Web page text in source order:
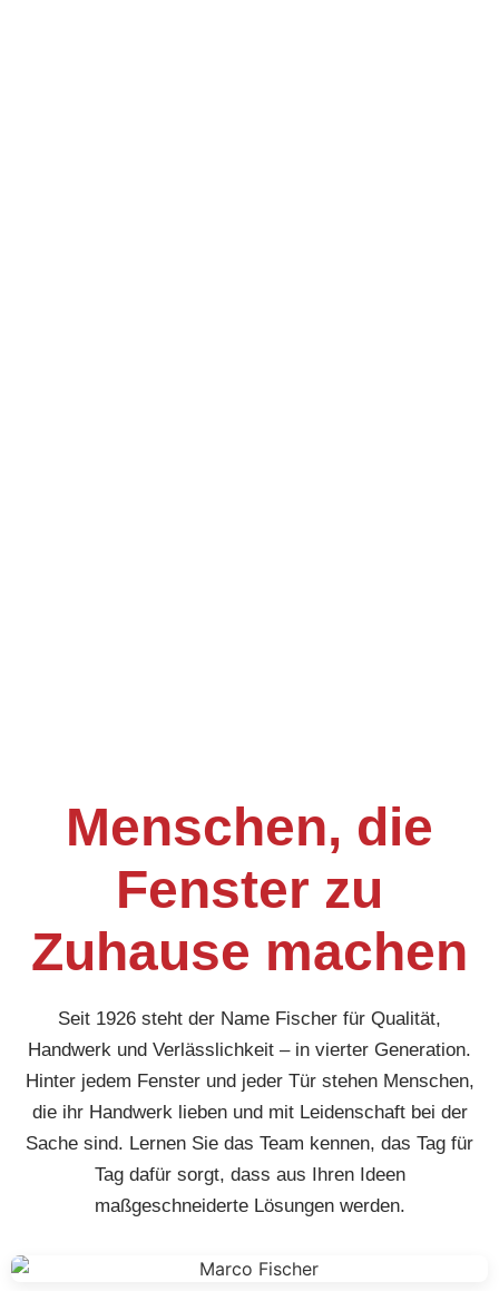
Menschen, die
Fenster zu
Zuhause machen
Seit 1926 steht der Name Fischer für Qualität,
Handwerk und Verlässlichkeit – in vierter Generation.
Hinter jedem Fenster und jeder Tür stehen Menschen,
die ihr Handwerk lieben und mit Leidenschaft bei der
Sache sind. Lernen Sie das Team kennen, das Tag für
Tag dafür sorgt, dass aus Ihren Ideen
maßgeschneiderte Lösungen werden.